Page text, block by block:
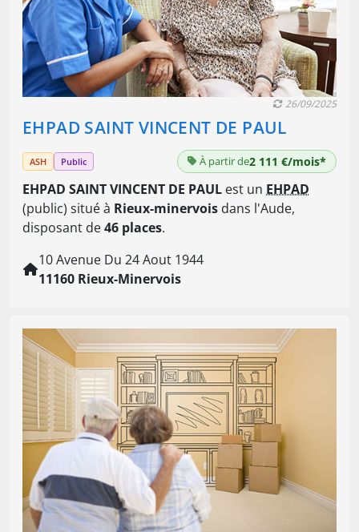
EHPAD SAINT VINCENT DE PAUL
26/09/2025
ASH Public À partir de2 111 €/mois*
EHPAD SAINT VINCENT DE PAUL est un EHPAD
(public) situé à Rieux-minervois dans l'Aude,
disposant de46 places.
10 Avenue Du 24 Aout 1944
11160 Rieux-Minervois